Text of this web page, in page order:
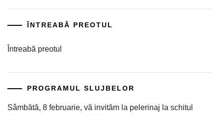
ÎNTREABĂ PREOTUL
Întreabă preotul
PROGRAMUL SLUJBELOR
Sâmbătă, 8 februarie, vă invităm la pelerinaj la schitul